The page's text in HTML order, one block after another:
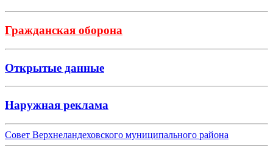
Гражданская оборона
Открытые данные
Наружная реклама
Совет Верхнеландеховского муниципального района